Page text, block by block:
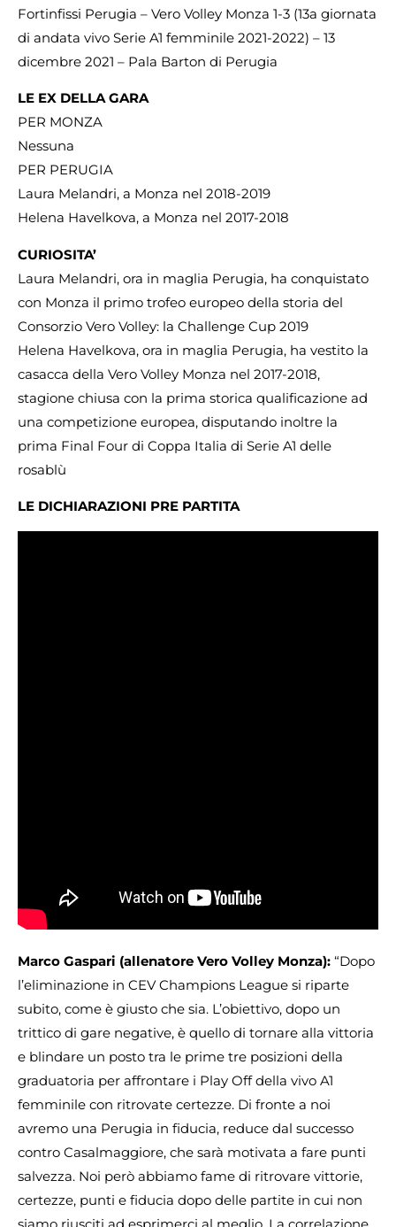
Fortinfissi Perugia – Vero Volley Monza 1-3 (13a giornata
di andata vivo Serie A1 femminile 2021-2022) – 13
dicembre 2021 – Pala Barton di Perugia
LE EX DELLA GARA
PER MONZA
Nessuna
PER PERUGIA
Laura Melandri, a Monza nel 2018-2019
Helena Havelkova, a Monza nel 2017-2018
CURIOSITA’
Laura Melandri, ora in maglia Perugia, ha conquistato
con Monza il primo trofeo europeo della storia del
Consorzio Vero Volley: la Challenge Cup 2019
Helena Havelkova, ora in maglia Perugia, ha vestito la
casacca della Vero Volley Monza nel 2017-2018,
stagione chiusa con la prima storica qualificazione ad
una competizione europea, disputando inoltre la
prima Final Four di Coppa Italia di Serie A1 delle
rosablù
LE DICHIARAZIONI PRE PARTITA
Marco Gaspari (allenatore Vero Volley Monza): “Dopo
l’eliminazione in CEV Champions League si riparte
subito, come è giusto che sia. L’obiettivo, dopo un
trittico di gare negative, è quello di tornare alla vittoria
e blindare un posto tra le prime tre posizioni della
graduatoria per affrontare i Play Off della vivo A1
femminile con ritrovate certezze. Di fronte a noi
avremo una Perugia in fiducia, reduce dal successo
contro Casalmaggiore, che sarà motivata a fare punti
salvezza. Noi però abbiamo fame di ritrovare vittorie,
certezze, punti e fiducia dopo delle partite in cui non